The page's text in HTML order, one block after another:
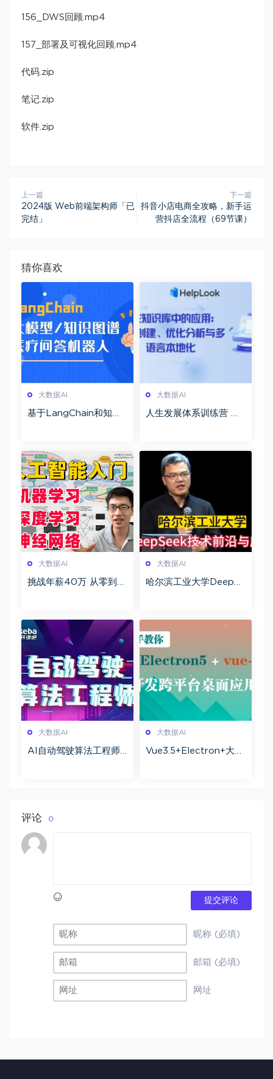
156_DWS回顾.mp4
157_部署及可视化回顾.mp4
代码.zip
笔记.zip
软件.zip
上一篇
2024版 Web前端架构师「已
完结」
下一篇
抖音小店电商全攻略，新手运
营抖店全流程（69节课）
猜你喜欢
大数据AI
基于LangChain和知识
大数据AI
人生发展体系训练营 知
大数据AI
挑战年薪40万 从零到掌
挑战高薪
大数据AI
哈尔滨工业大学DeepSe
大数据AI
AI自动驾驶算法工程师
大数据AI
Vue3.5+Electron+大模
评论 0
提交评论
昵称 (必填)
邮箱 (必填)
网址